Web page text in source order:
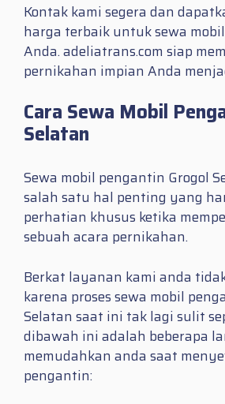
Kontak kami segera dan
harga terbaik untuk sewa
Anda. adeliatrans.com siap
pernikahan impian Anda
Cara Sewa Mobil
Selatan
Sewa mobil pengantin Grogol
salah satu hal penting yang
perhatian khusus ketika
sebuah acara pernikahan.
Berkat layanan kami anda
karena proses sewa mobil
Selatan saat ini tak lagi sulit
dibawah ini adalah beberapa
memudahkan anda saat
pengantin: